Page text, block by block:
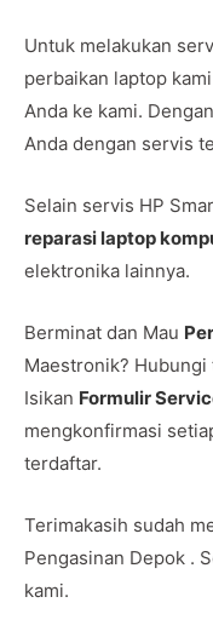
Untuk melakukan
perbaikan laptop
Anda ke kami.
Anda dengan servis
Selain servis HP
reparasi laptop
elektronika lainnya.
Berminat dan Mau
Maestronik?
Isikan Formulir
mengkonfirmasi
terdaftar.
Terimakasih sudah
Pengasinan Depok .
kami.